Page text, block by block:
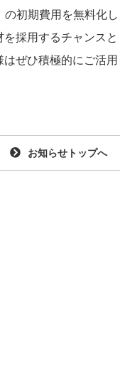
初期費用を無料化
採用するチャンス
ぜひ積極的にご活用
お知らせトップへ